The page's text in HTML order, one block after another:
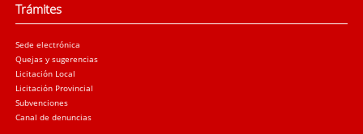
Trámites
Sede electrónica
Quejas y sugerencias
Licitación Local
Licitación Provincial
Subvenciones
Canal de denuncias